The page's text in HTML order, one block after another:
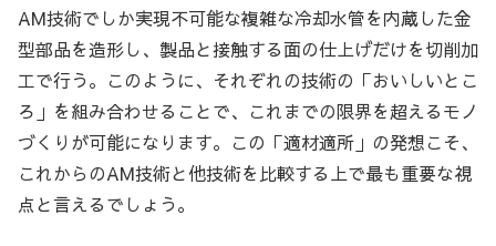
AM技術でしか実現不可能な複雑な冷却水管を内蔵した金
型部品を造形し、製品と接触する面の仕上げだけを切削加
工で行う。このように、それぞれの技術の「おいしいとこ
ろ」を組み合わせることで、これまでの限界を超えるモノ
づくりが可能になります。この「適材適所」の発想こそ、
これからのAM技術と他技術を比較する上で最も重要な視
点と言えるでしょう。